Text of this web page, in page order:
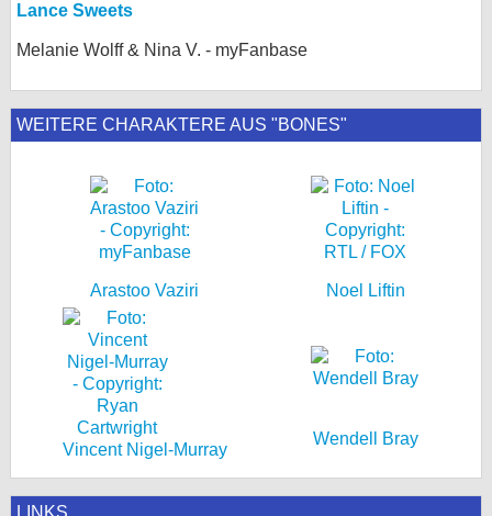
Lance Sweets
Melanie Wolff & Nina V. - myFanbase
WEITERE CHARAKTERE AUS "BONES"
Arastoo Vaziri Noel Liftin
Vincent Nigel-Murray
Wendell Bray
LINKS